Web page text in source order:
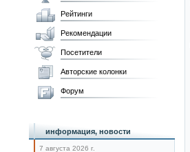
Рейтинги
Рекомендации
Посетители
Авторские колонки
Форум
информация, новости
7 августа 2026 г.